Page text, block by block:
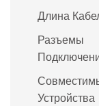
Длина
Разъемы
Устройства